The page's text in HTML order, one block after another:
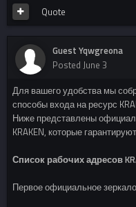
Quote
Guest Yqwgreona
Posted June 3
Для вашего удобства мы
способы входа на ресурс
Ниже представлены
KRAKEN, которые
Список рабочих адресов
Первое официальное зеркало